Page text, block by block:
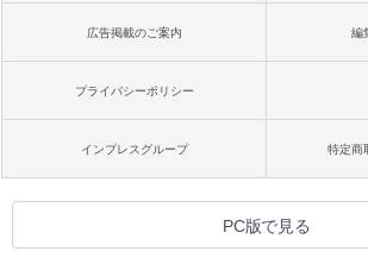
広告掲載のご案内 編
プライバシーポリシー
インプレスグループ 特定商
PC版で見る